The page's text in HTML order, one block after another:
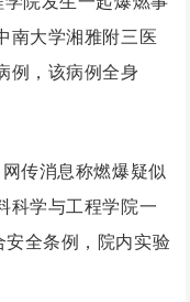
南大学湘雅附三医
例，该病例全身
传消息称燃爆疑似
科学与工程学院一
全条例，院内实验